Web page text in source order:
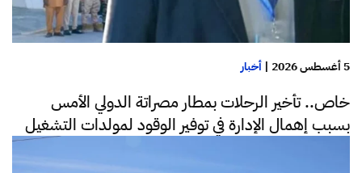
5 أغسطس 2026 | أخبار
خاص.. تأخير الرحلات بمطار مصراتة الدولي الأمس
بسبب إهمال الإدارة في توفير الوقود لمولدات التشغيل